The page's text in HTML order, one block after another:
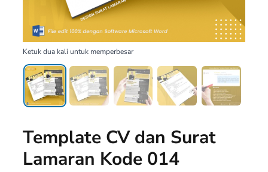
Ketuk dua kali untuk memperbesar
Template CV dan Surat
Lamaran Kode 014